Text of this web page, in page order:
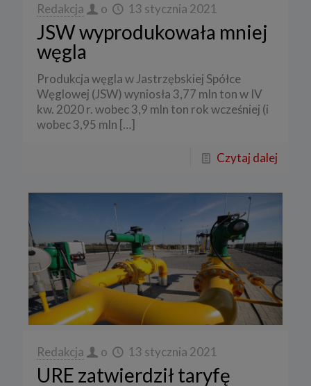
Redakcja o 13 stycznia 2021
JSW wyprodukowała mniej
węgla
Produkcja węgla w Jastrzębskiej Spółce
Węglowej (JSW) wyniosła 3,77 mln ton w IV
kw. 2020 r. wobec 3,9 mln ton rok wcześniej (i
wobec 3,95 mln […]
Czytaj dalej
Redakcja o 13 stycznia 2021
URE zatwierdził taryfę